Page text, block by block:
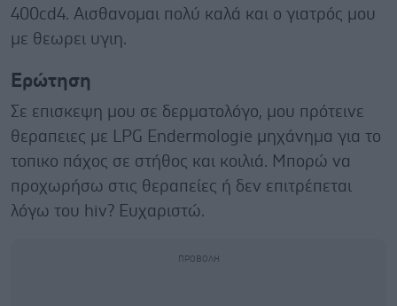
400cd4. Αισθανομαι πολύ καλά και ο γιατρός μου
με θεωρει υγιη.
Ερώτηση
Σε επισκεψη μου σε δερματολόγο, μου πρότεινε
θεραπειες με LPG Endermologie μηχάνημα για το
τοπικο πάχος σε στήθος και κοιλιά. Μπορώ να
προχωρήσω στις θεραπείες ή δεν επιτρέπεται
λόγω του hiv? Ευχαριστώ.